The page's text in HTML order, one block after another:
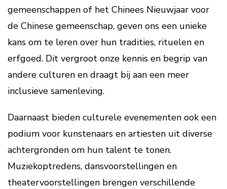
gemeenschappen of het Chinees Nieuwjaar voor
de Chinese gemeenschap, geven ons een unieke
kans om te leren over hun tradities, rituelen en
erfgoed. Dit vergroot onze kennis en begrip van
andere culturen en draagt bij aan een meer
inclusieve samenleving.
Daarnaast bieden culturele evenementen ook een
podium voor kunstenaars en artiesten uit diverse
achtergronden om hun talent te tonen.
Muziekoptredens, dansvoorstellingen en
theatervoorstellingen brengen verschillende